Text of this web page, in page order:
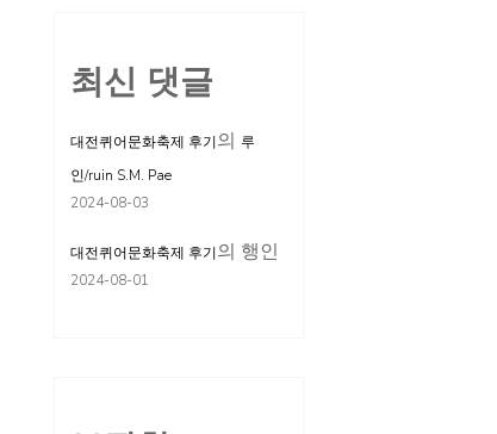
최신 댓글
대전퀴어문화축제 후기의 루
인/ruin S.M. Pae
2024-08-03
대전퀴어문화축제 후기의 행인
2024-08-01